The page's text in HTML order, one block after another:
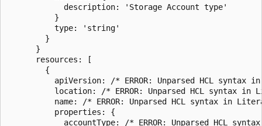
            description: 'Storage Account type'
          }
          type: 'string'
        }
      }
      resources: [
        {
apiVersion: /* ERROR: Unparsed HCL syntax
location: /* ERROR: Unparsed HCL syntax in
name: /* ERROR: Unparsed HCL syntax in
          properties: {
accountType: /* ERROR: Unparsed HCL